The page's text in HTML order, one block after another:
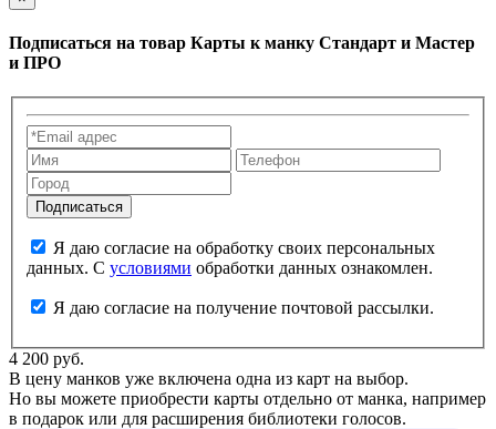
Подписаться на товар Карты к манку Стандарт и Мастер
и ПРО
данных. С условиями обработки данных ознакомлен.
Я даю согласие на получение почтовой рассылки.
4 200 руб.
В цену манков уже включена одна из карт на выбор.
Но вы можете приобрести карты отдельно от манка, например
в подарок или для расширения библиотеки голосов.